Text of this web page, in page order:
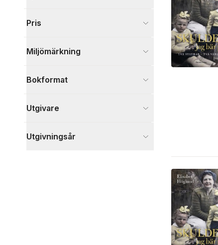
Visa fler
Pris
Miljömärkning
Bokformat
Utgivare
Utgivningsår